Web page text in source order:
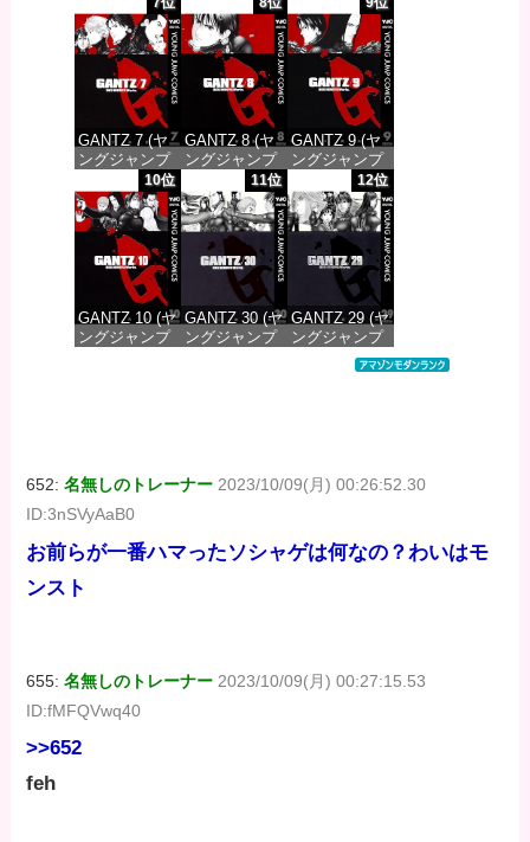
DIGITAL)
価格：¥100
DIGITAL)
価格：¥100
DIGITAL)
価格：¥100
GANTZ 7 (ヤ
ングジャンプ
コミックス
DIGITAL)
価格：¥100
GANTZ 8 (ヤ
ングジャンプ
コミックス
DIGITAL)
価格：¥100
GANTZ 9 (ヤ
ングジャンプ
コミックス
DIGITAL)
価格：¥100
10位
GANTZ 10 (ヤ
ングジャンプ
11位
GANTZ 30 (ヤ
ングジャンプ
12位
GANTZ 29 (ヤ
ングジャンプ
コミックス
652:名無しのトレーナー 2023/10/09(月) 00:26:52.30
ID:3nSVyAaB0
お前らが一番ハマったソシャゲは何なの？わいはモ
ンスト
655:名無しのトレーナー 2023/10/09(月) 00:27:15.53
ID:fMFQVwq40
>>652
feh